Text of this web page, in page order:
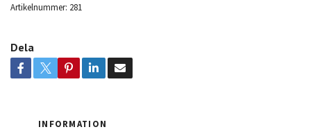
Artikelnummer: 281
Dela
INFORMATION